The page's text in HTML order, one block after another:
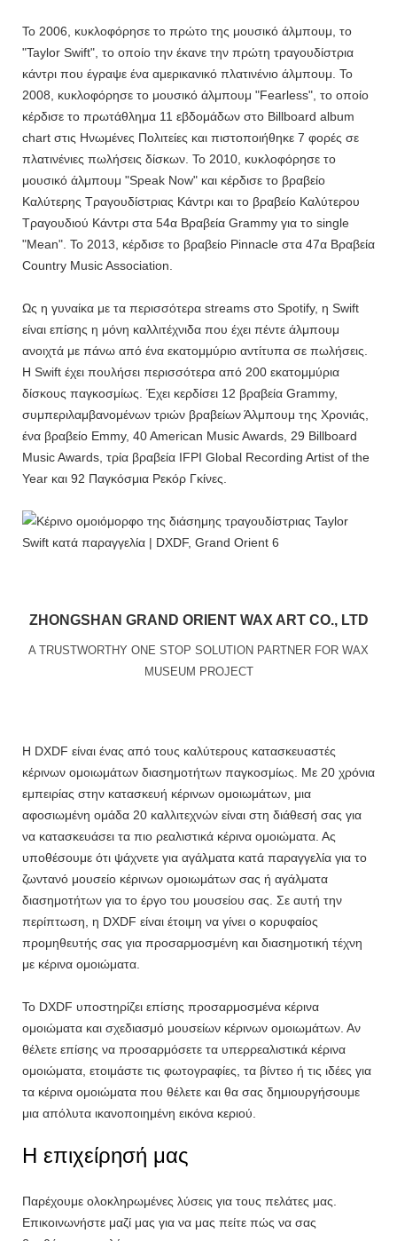
Το 2006, κυκλοφόρησε το πρώτο της μουσικό άλμπουμ, το
"Taylor Swift", το οποίο την έκανε την πρώτη τραγουδίστρια
κάντρι που έγραψε ένα αμερικανικό πλατινένιο άλμπουμ. Το
2008, κυκλοφόρησε το μουσικό άλμπουμ "Fearless", το οποίο
κέρδισε το πρωτάθλημα 11 εβδομάδων στο Billboard album
chart στις Ηνωμένες Πολιτείες και πιστοποιήθηκε 7 φορές σε
πλατινένιες πωλήσεις δίσκων. Το 2010, κυκλοφόρησε το
μουσικό άλμπουμ "Speak Now" και κέρδισε το βραβείο
Καλύτερης Τραγουδίστριας Κάντρι και το βραβείο Καλύτερου
Τραγουδιού Κάντρι στα 54α Βραβεία Grammy για το single
"Mean". Το 2013, κέρδισε το βραβείο Pinnacle στα 47α Βραβεία
Country Music Association.
Ως η γυναίκα με τα περισσότερα streams στο Spotify, η Swift
είναι επίσης η μόνη καλλιτέχνιδα που έχει πέντε άλμπουμ
ανοιχτά με πάνω από ένα εκατομμύριο αντίτυπα σε πωλήσεις.
Η Swift έχει πουλήσει περισσότερα από 200 εκατομμύρια
δίσκους παγκοσμίως. Έχει κερδίσει 12 βραβεία Grammy,
συμπεριλαμβανομένων τριών βραβείων Άλμπουμ της Χρονιάς,
ένα βραβείο Emmy, 40 American Music Awards, 29 Billboard
Music Awards, τρία βραβεία IFPI Global Recording Artist of the
Year και 92 Παγκόσμια Ρεκόρ Γκίνες.
ZHONGSHAN GRAND ORIENT WAX ART CO., LTD
A TRUSTWORTHY ONE STOP SOLUTION PARTNER FOR WAX
MUSEUM PROJECT
Η DXDF είναι ένας από τους καλύτερους κατασκευαστές
κέρινων ομοιωμάτων διασημοτήτων παγκοσμίως. Με 20 χρόνια
εμπειρίας στην κατασκευή κέρινων ομοιωμάτων, μια
αφοσιωμένη ομάδα 20 καλλιτεχνών είναι στη διάθεσή σας για
να κατασκευάσει τα πιο ρεαλιστικά κέρινα ομοιώματα. Ας
υποθέσουμε ότι ψάχνετε για αγάλματα κατά παραγγελία για το
ζωντανό μουσείο κέρινων ομοιωμάτων σας ή αγάλματα
διασημοτήτων για το έργο του μουσείου σας. Σε αυτή την
περίπτωση, η DXDF είναι έτοιμη να γίνει ο κορυφαίος
προμηθευτής σας για προσαρμοσμένη και διασημοτική τέχνη
με κέρινα ομοιώματα.
Το DXDF υποστηρίζει επίσης προσαρμοσμένα κέρινα
ομοιώματα και σχεδιασμό μουσείων κέρινων ομοιωμάτων. Αν
θέλετε επίσης να προσαρμόσετε τα υπερρεαλιστικά κέρινα
ομοιώματα, ετοιμάστε τις φωτογραφίες, τα βίντεο ή τις ιδέες για
τα κέρινα ομοιώματα που θέλετε και θα σας δημιουργήσουμε
μια απόλυτα ικανοποιημένη εικόνα κεριού.
Η επιχείρησή μας
Παρέχουμε ολοκληρωμένες λύσεις για τους πελάτες μας.
Επικοινωνήστε μαζί μας για να μας πείτε πώς να σας